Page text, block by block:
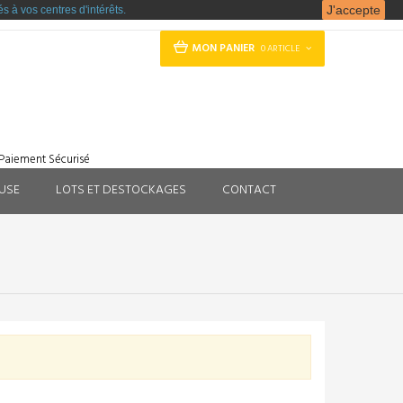
MON PANIER 0 ARTICLE
Sécurisé
LOTS ET DESTOCKAGES CONTACT
à vos centres d'intérêts. J'accepte